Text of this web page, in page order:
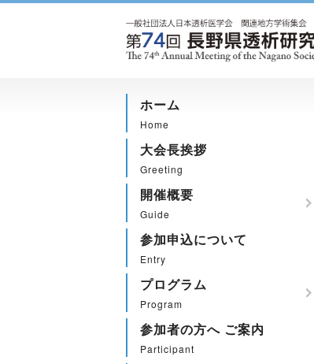
ホーム
Home
大会長挨拶
Greeting
開催概要
Guide
参加申込について
Entry
プログラム
Program
参加者の方へ ご案内
Participant